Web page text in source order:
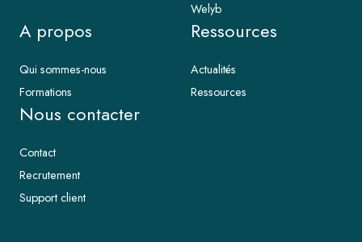
Welyb
A propos
Qui sommes-nous
Formations
Ressources
Actualités
Ressources
Nous contacter
Contact
Recrutement
Support client